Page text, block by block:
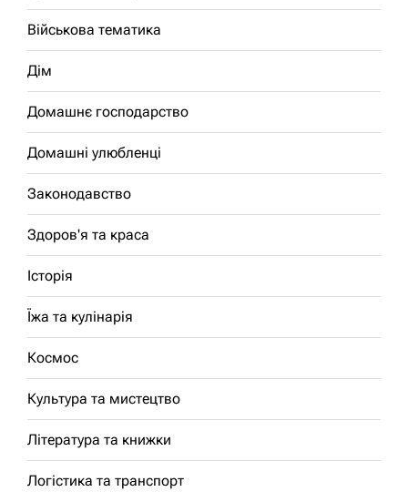
Військова тематика
Дім
Домашнє господарство
Домашні улюбленці
Законодавство
Здоров'я та краса
Історія
Їжа та кулінарія
Космос
Культура та мистецтво
Література та книжки
Логістика та транспорт